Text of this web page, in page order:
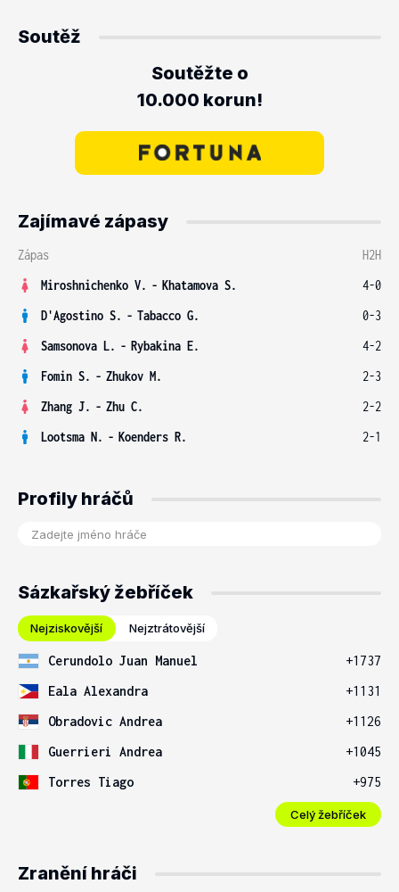
Soutěž
Soutěžte o
10.000 korun!
Zajímavé zápasy
Zápas
H2H
Miroshnichenko V. - Khatamova S.
4-0
D'Agostino S. - Tabacco G.
0-3
Samsonova L. - Rybakina E.
4-2
Fomin S. - Zhukov M.
2-3
Zhang J. - Zhu C.
2-2
Lootsma N. - Koenders R. 2-1
Profily hráčů
Sázkařský žebříček
Nejziskovější Nejztrátovější
Cerundolo Juan Manuel
+1737
Eala Alexandra
+1131
Obradovic Andrea
+1126
Guerrieri Andrea
+1045
Torres Tiago
+975
Celý žebříček
Zranění hráči